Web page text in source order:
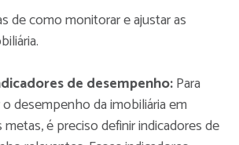
de como monitorar e ajustar as
de desempenho:Para
desempenho da imobiliária em
metas, é preciso definir indicadores de